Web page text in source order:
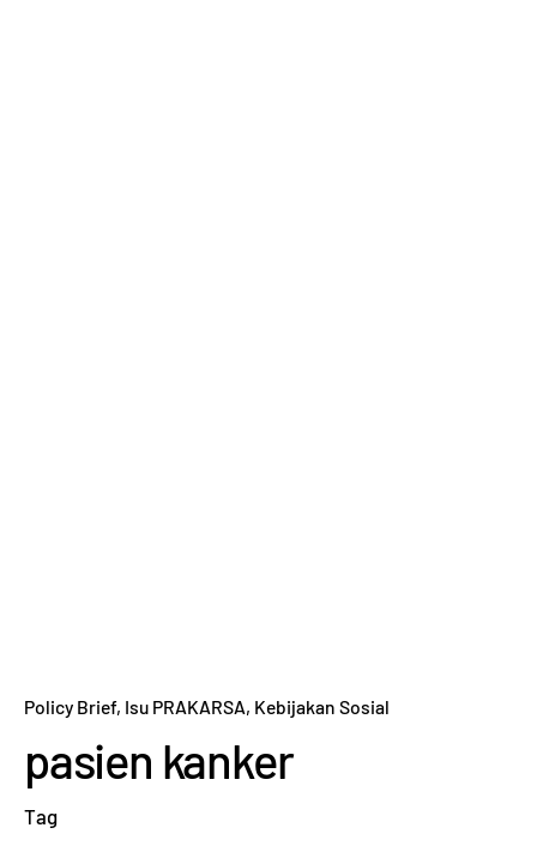
Policy Brief Isu PRAKARSA Kebijakan Sosial
pasien kanker
Tag